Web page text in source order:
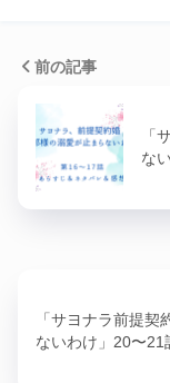
前の記事
「
な
「サヨナラ前提契
ないわけ」20〜21